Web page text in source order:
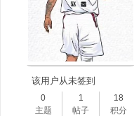
该用户从未签到
0
主题
1
帖子
18
积分